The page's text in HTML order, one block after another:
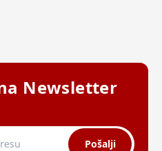
Newsletter
Pošalji